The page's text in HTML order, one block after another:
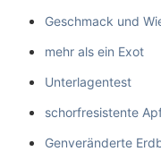
Geschmack und
mehr als ein Exot
Unterlagentest
schorfresistente
Genveränderte